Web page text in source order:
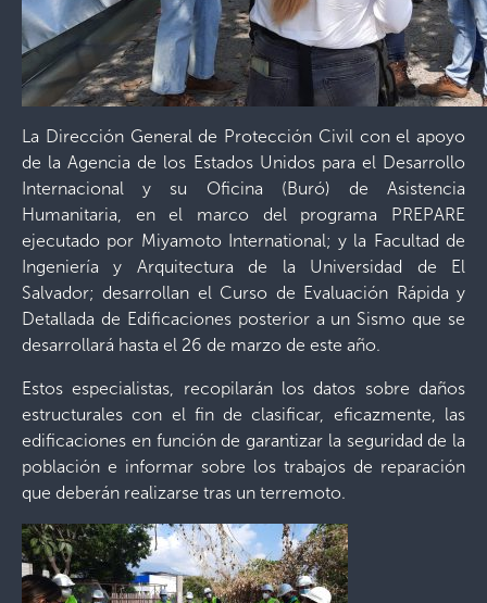
La Dirección General de Protección Civil con el apoyo
de la Agencia de los Estados Unidos para el Desarrollo
Internacional y su Oficina (Buró) de Asistencia
Humanitaria, en el marco del programa PREPARE
ejecutado por Miyamoto International; y la Facultad de
Ingeniería y Arquitectura de la Universidad de El
Salvador; desarrollan el Curso de Evaluación Rápida y
Detallada de Edificaciones posterior a un Sismo que se
desarrollará hasta el 26 de marzo de este año.
Estos especialistas, recopilarán los datos sobre daños
estructurales con el fin de clasificar, eficazmente, las
edificaciones en función de garantizar la seguridad de la
población e informar sobre los trabajos de reparación
que deberán realizarse tras un terremoto.